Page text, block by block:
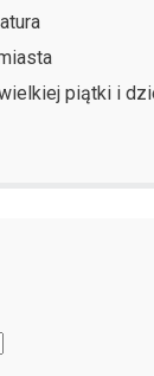
piątki i